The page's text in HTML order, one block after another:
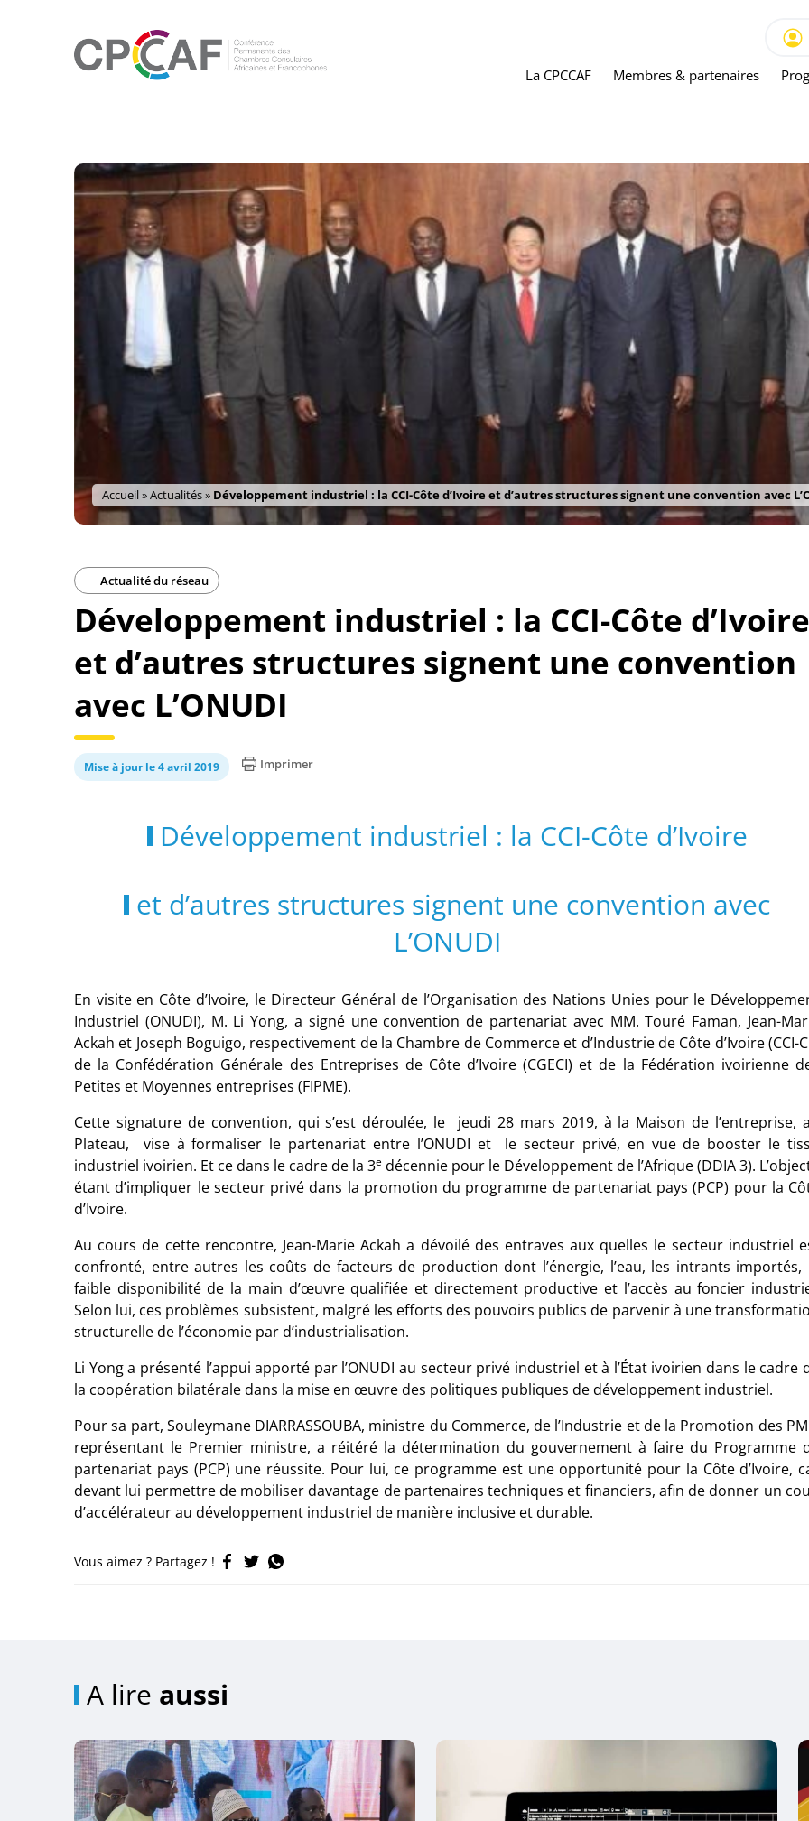
La CPCCAF Membres & partenaires
Accueil»Actualités» Développement industriel : la CCI-Côte d’Ivoire et d’autres structures signent une convention avec
Actualité du réseau
Développement industriel : la CCI-Côte d’Ivoire
et d’autres structures signent une convention
avec L’ONUDI
Mise à jour le 4 avril 2019 Imprimer
Développement industriel : la CCI-Côte d’Ivoire
et d’autres structures signent une convention avec
L’ONUDI
En visite en Côte d’Ivoire, le Directeur Général de l’Organisation des Nations Unies pour le
Industriel (ONUDI), M. Li Yong, a signé une convention de partenariat avec MM. Touré Faman, Jean-
Ackah et Joseph Boguigo, respectivement de la Chambre de Commerce et d’Industrie de Côte d’Ivoire (CCI-
de la Confédération Générale des Entreprises de Côte d’Ivoire (CGECI) et de la Fédération ivoirienne
Petites et Moyennes entreprises (FIPME).
Cette signature de convention, qui s’est déroulée, le jeudi 28 mars 2019, à la Maison de l’entreprise,
Plateau, vise à formaliser le partenariat entre l’ONUDI et le secteur privé, en vue de booster le
industriel ivoirien. Et ce dans le cadre de la 3e décennie pour le Développement de l’Afrique (DDIA 3).
étant d’impliquer le secteur privé dans la promotion du programme de partenariat pays (PCP) pour la
d’Ivoire.
Au cours de cette rencontre, Jean-Marie Ackah a dévoilé des entraves aux quelles le secteur industriel
confronté, entre autres les coûts de facteurs de production dont l’énergie, l’eau, les intrants importés,
faible disponibilité de la main d’œuvre qualifiée et directement productive et l’accès au foncier
Selon lui, ces problèmes subsistent, malgré les efforts des pouvoirs publics de parvenir à une
structurelle de l’économie par d’industrialisation.
Li Yong a présenté l’appui apporté par l’ONUDI au secteur privé industriel et à l’État ivoirien dans le cadre
la coopération bilatérale dans la mise en œuvre des politiques publiques de développement industriel.
Pour sa part, Souleymane DIARRASSOUBA, ministre du Commerce, de l’Industrie et de la Promotion des
représentant le Premier ministre, a réitéré la détermination du gouvernement à faire du Programme
partenariat pays (PCP) une réussite. Pour lui, ce programme est une opportunité pour la Côte d’Ivoire,
devant lui permettre de mobiliser davantage de partenaires techniques et financiers, afin de donner un
d’accélérateur au développement industriel de manière inclusive et durable.
Vous aimez ? Partagez !
A lire aussi